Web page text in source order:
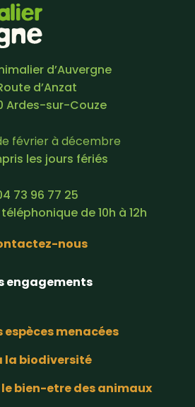
d’Auvergne
d’Anzat
Ardes-sur-Couze
février à décembre
les jours fériés
73 96 77 25
de 10h à 12h
nous
engagements
espèces menacées
la biodiversité
bien-etre des animaux